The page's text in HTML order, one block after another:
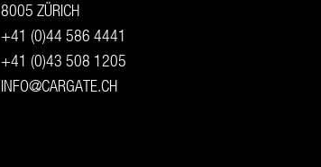
8005 ZÜRICH
+41 (0)44 586 4441
+41 (0)43 508 1205
INFO@CARGATE.CH